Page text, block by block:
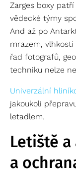
Zarges boxy
vědecké týmy
And až po
mrazem,
řad fotografů,
techniku nelze
Univerzální
jakoukoli
letadlem.
Letiště
a